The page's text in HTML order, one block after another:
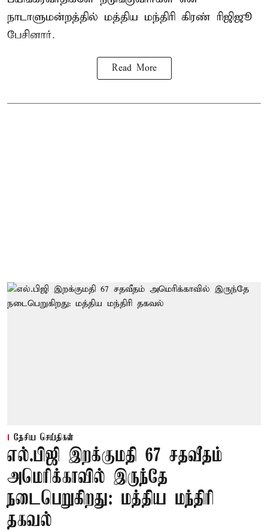
நாடாளுமன்றத்தில் மத்திய மந்திரி கிரண் ரிஜிஜூ
பேசினார்.
Read More
தேசிய செய்திகள்
எல்.பிஜி இறக்குமதி 67 சதவீதம்
அமெரிக்காவில் இருந்தே
நடைபெறுகிறது: மத்திய மந்திரி
தகவல்